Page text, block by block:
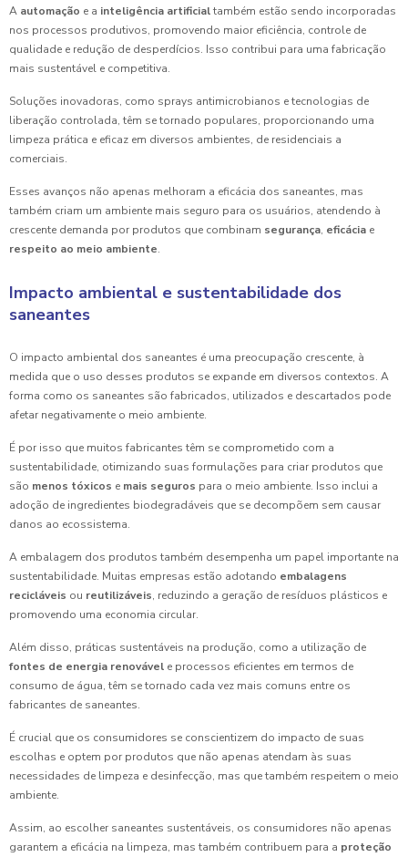
A automação e a inteligência artificialtambém estão sendo incorporadas
nos processos produtivos, promovendo maior eficiência, controle de
qualidade e redução de desperdícios. Isso contribui para uma fabricação
mais sustentável e competitiva.
Soluções inovadoras, como sprays antimicrobianos e tecnologias de
liberação controlada, têm se tornado populares, proporcionando uma
limpeza prática e eficaz em diversos ambientes, de residenciais a
comerciais.
Esses avanços não apenas melhoram a eficácia dos saneantes, mas
também criam um ambiente mais seguro para os usuários, atendendo à
crescente demanda por produtos que combinam segurança, eficácia e
respeito ao meio ambiente.
Impacto ambiental e sustentabilidade dos
saneantes
O impacto ambiental dos saneantes é uma preocupação crescente, à
medida que o uso desses produtos se expande em diversos contextos. A
forma como os saneantes são fabricados, utilizados e descartados pode
afetar negativamente o meio ambiente.
É por isso que muitos fabricantes têm se comprometido com a
sustentabilidade, otimizando suas formulações para criar produtos que
são menos tóxicos e mais seguros para o meio ambiente. Isso inclui a
adoção de ingredientes biodegradáveis que se decompõem sem causar
danos ao ecossistema.
A embalagem dos produtos também desempenha um papel importante na
sustentabilidade. Muitas empresas estão adotando embalagens
recicláveis ou reutilizáveis, reduzindo a geração de resíduos plásticos e
promovendo uma economia circular.
Além disso, práticas sustentáveis na produção, como a utilização de
fontes de energia renovável e processos eficientes em termos de
consumo de água, têm se tornado cada vez mais comuns entre os
fabricantes de saneantes.
É crucial que os consumidores se conscientizem do impacto de suas
escolhas e optem por produtos que não apenas atendam às suas
necessidades de limpeza e desinfecção, mas que também respeitem o meio
ambiente.
Assim, ao escolher saneantes sustentáveis, os consumidores não apenas
garantem a eficácia na limpeza, mas também contribuem para a proteção